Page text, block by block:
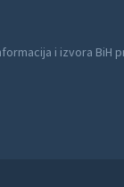
i izvora BiH